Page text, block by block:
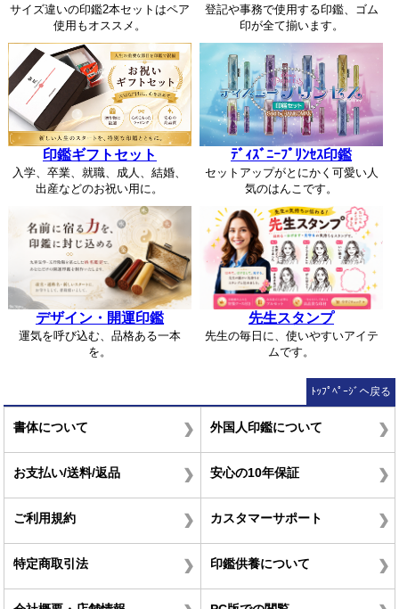
サイズ違いの印鑑2本セットはペア
使用もオススメ。
登記や事務で使用する印鑑、ゴム
印が全て揃います。
印鑑ギフトセット
入学、卒業、就職、成人、結婚、
出産などのお祝い用に。
ﾃﾞｨｽﾞﾆｰﾌﾟﾘﾝｾｽ印鑑
セットアップがとにかく可愛い人
気のはんこです。
デザイン・開運印鑑
運気を呼び込む、品格ある一本
を。
先生スタンプ
先生の毎日に、使いやすいアイテ
ムです。
ﾄｯﾌﾟﾍﾟｰｼﾞへ戻る
書体について 外国人印鑑について
お支払い/送料/返品 安心の10年保証
ご利用規約 カスタマーサポート
特定商取引法 印鑑供養について